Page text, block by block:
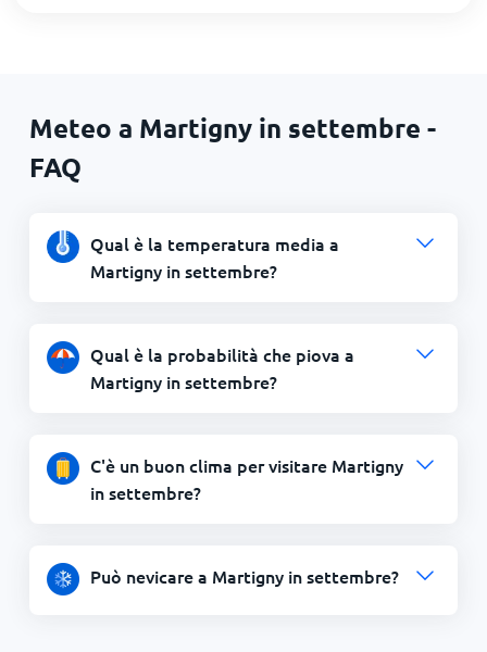
Meteo a Martigny in settembre -
FAQ
Qual è la temperatura media a
Martigny in settembre?
Qual è la probabilità che piova a
Martigny in settembre?
C'è un buon clima per visitare Martigny
in settembre?
Può nevicare a Martigny in settembre?